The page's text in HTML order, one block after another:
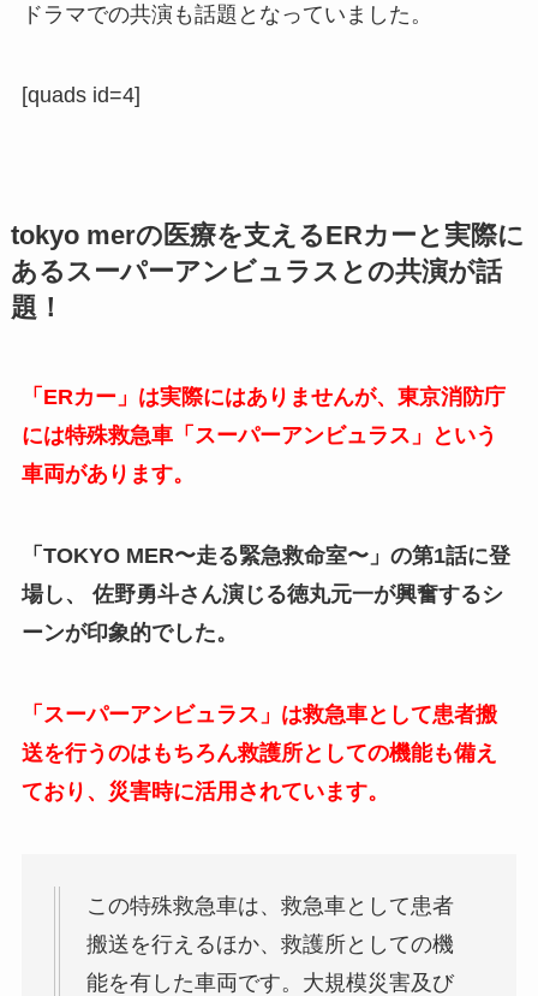
ドラマでの共演も話題となっていました。
[quads id=4]
tokyo merの医療を支えるERカーと実際に
あるスーパーアンビュラスとの共演が話
題！
「ERカー」は実際にはありませんが、東京消防庁
には特殊救急車「スーパーアンビュラス」という
車両があります。
「TOKYO MER〜走る緊急救命室〜」の第1話に登
場し、 佐野勇斗さん演じる徳丸元一が興奮するシ
ーンが印象的でした。
「スーパーアンビュラス」は救急車として患者搬
送を行うのはもちろん救護所としての機能も備え
ており、災害時に活用されています。
この特殊救急車は、救急車として患者
搬送を行えるほか、救護所としての機
能を有した車両です。大規模災害及び